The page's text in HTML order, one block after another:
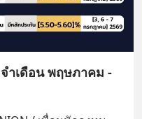
ฤษภาคม -